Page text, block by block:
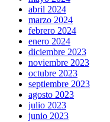
abril 2024
marzo 2024
febrero 2024
enero 2024
diciembre 2023
noviembre 2023
octubre 2023
septiembre 2023
agosto 2023
julio 2023
junio 2023